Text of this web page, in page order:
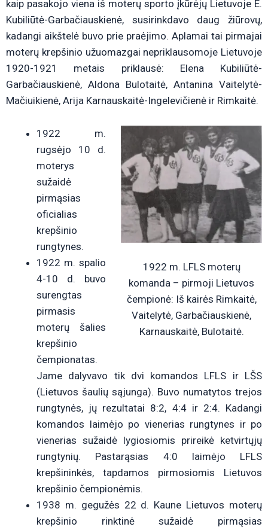
kaip pasakojo viena iš moterų sporto įkūrėjų Lietuvoje E.
Kubiliūtė-Garbačiauskienė, susirinkdavo daug žiūrovų,
kadangi aikštelė buvo prie praėjimo. Aplamai tai pirmajai
moterų krepšinio užuomazgai nepriklausomoje Lietuvoje
1920-1921 metais priklausė: Elena Kubiliūtė-
Garbačiauskienė, Aldona Bulotaitė, Antanina Vaitelytė-
Mačiuikienė, Arija Karnauskaitė-Ingelevičienė ir Rimkaitė.
1922 m. LFLS moterų
komanda – pirmoji Lietuvos
čempionė: Iš kairės Rimkaitė,
Vaitelytė, Garbačiauskienė,
Karnauskaitė, Bulotaitė.
1922 m.
rugsėjo 10 d.
moterys
sužaidė
pirmąsias
oficialias
krepšinio
rungtynes.
1922 m. spalio
4-10 d. buvo
surengtas
pirmasis
moterų šalies
krepšinio
čempionatas.
Jame dalyvavo tik dvi komandos LFLS ir LŠS
(Lietuvos šaulių sąjunga). Buvo numatytos trejos
rungtynės, jų rezultatai 8:2, 4:4 ir 2:4. Kadangi
komandos laimėjo po vienerias rungtynes ir po
vienerias sužaidė lygiosiomis prireikė ketvirtųjų
rungtynių. Pastarąsias 4:0 laimėjo LFLS
krepšininkės, tapdamos pirmosiomis Lietuvos
krepšinio čempionėmis.
1938 m. gegužės 22 d. Kaune Lietuvos moterų
krepšinio rinktinė sužaidė pirmąsias